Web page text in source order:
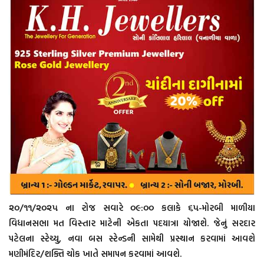
૨૦/૧૧/૨૦૨૫ ના રોજ સવારે ૦૯:૦૦ કલાકે ૬૫-મોરબી માળીયા
વિધાનસભા મત વિસ્તાર માટેની એકતા પદયાત્રા યોજાશે. જેનું સરદાર
પટેલના સ્ટેચ્યુ, નવા બસ સ્ટેન્ડની સામેથી પ્રસ્થાન કરવામાં આવશે
મણીમંદિર/શક્તિ ચોક ખાતે સમાપન કરવામાં આવશે.